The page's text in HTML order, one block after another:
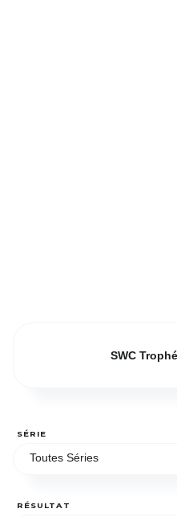
SWC
SÉRIE
Toutes Séries
RÉSULTAT